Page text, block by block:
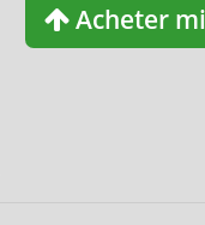
Acheter